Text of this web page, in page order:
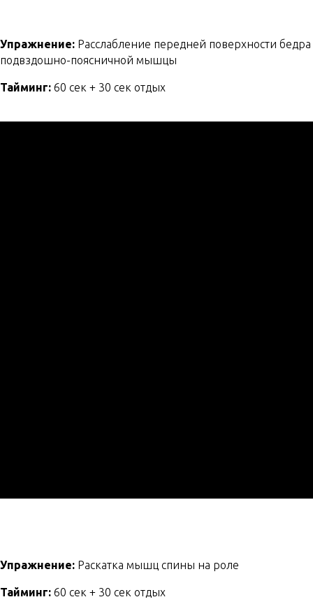
Упражнение: Расслабление передней поверхности бедра
подвздошно-поясничной мышцы
Тайминг: 60 сек + 30 сек отдых
Упражнение: Раскатка мышц спины на роле
Тайминг: 60 сек + 30 сек отдых